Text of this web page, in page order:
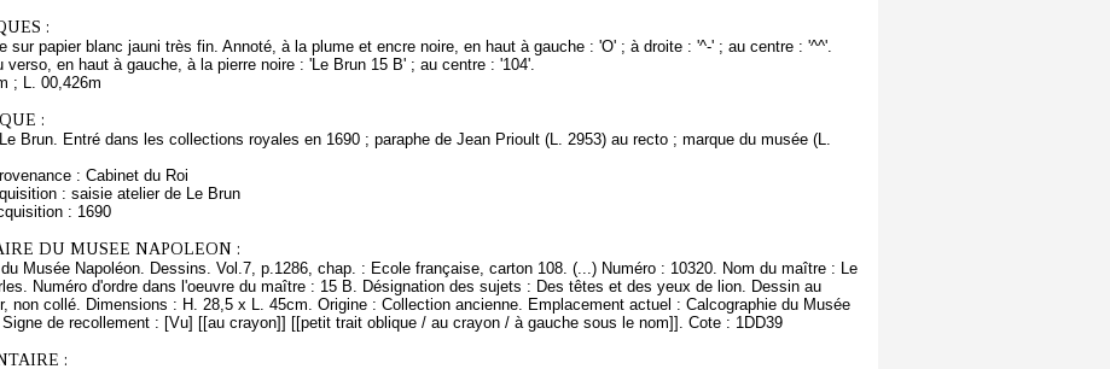
:
sur papier blanc jauni très fin. Annoté, à la plume et encre noire, en haut à gauche : 'O' ; à droite : '^-' ; au centre : '^^'.
verso, en haut à gauche, à la pierre noire : 'Le Brun 15 B' ; au centre : '104'.
; L. 00,426m
:
Brun. Entré dans les collections royales en 1690 ; paraphe de Jean Prioult (L. 2953) au recto ; marque du musée (L.
: Cabinet du Roi
: saisie atelier de Le Brun
: 1690
DU MUSEE NAPOLEON :
du Musée Napoléon. Dessins. Vol.7, p.1286, chap. : Ecole française, carton 108. (...) Numéro : 10320. Nom du maître : Le
Numéro d'ordre dans l'oeuvre du maître : 15 B. Désignation des sujets : Des têtes et des yeux de lion. Dessin au
non collé. Dimensions : H. 28,5 x L. 45cm. Origine : Collection ancienne. Emplacement actuel : Calcographie du Musée
Signe de recollement : [Vu] [[au crayon]] [[petit trait oblique / au crayon / à gauche sous le nom]]. Cote : 1DD39
: